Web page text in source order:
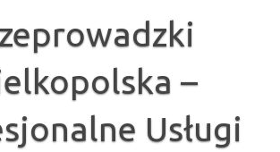
–
Usługi